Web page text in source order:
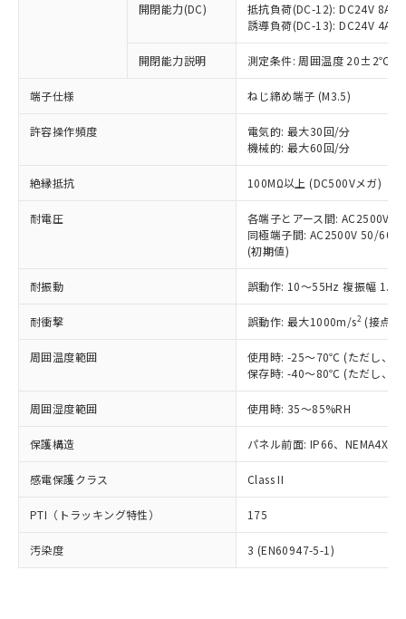
開閉能力(DC)
抵抗負荷(DC-12): DC24V 8A/
誘導負荷(DC-13): DC24V 4A/
開閉能力説明 測定条件: 周囲温度 20±2℃、
端子仕様 ねじ締め端子 (M3.5)
許容操作頻度
電気的: 最大30回/分
機械的: 最大60回/分
絶縁抵抗 100MΩ以上 (DC500Vメガ)
耐電圧
各端子とアース間: AC2500V
同極端子間: AC2500V 50/
(初期値)
耐振動 誤動作: 10～55Hz 複振幅
耐衝撃 誤動作: 最大1000m/s2 (接点
周囲温度範囲
使用時: -25～70℃ (ただし、氷
保存時: -40～80℃ (ただし、氷
周囲湿度範囲 使用時: 35～85%RH
保護構造 パネル前面: IP66、NEMA4X,
感電保護クラス Class II
PTI（トラッキング特性） 175
汚染度 3 (EN60947-5-1)
以下の条件をお読みいただき、同意のうえ
ご利用ください。
本サービスは、当社制御機器事業取扱
商品の当社在庫状況および標準価格
(税抜)を提供させていただくもので
当社制御機器事業取扱商品の中には、
本サービスの対象外となる商品もある
ことをご了承ください。
在庫状況および標準価格照会結果は、
記載している更新日時点での社内デー
タに基づき作成されるものであり、閲
覧された時点での実際の在庫および標
準価格とは異なる場合があることをご
正式な納期状況および標準価格はお客
様のお取引先、またはお客様担当のオ
ムロン制御機器販売店・当社販売員に
オムロン制御機器販売店や当社販売拠
販売ネットワーク
」をご確認
在庫状況および標準価格結果を当社の
事前の承諾なく第三者に漏洩または開
示しないようお願いします。
マイパーツ機能（部品リスト作成サー
ビス）をご利用いただくには、I-Web
対応予定なし：EU RoHS指令（10物質）の
非含有に非対応の商品で、対応品を出す予
調査・確認中：EU RoHS指令（10物質）の
非含有の対応状況を調査中または確認中の
商品です。
非該当品：ライセンス料など無形物で、有
害物質有無と関係のない商品です。
仕入先様の事情により、非含有部品として
いたものが、含有品と判明した場合などや
むを得ず変更することがあります。
鉛(Pb) 1000ppm以下、 水銀(Hg) 1000ppm以下、 カド
六価クロム(Cr(Ⅵ)) 1000ppm以下、ポリ臭化ビフェニル
類(PBB) 1000ppm以下、ポリ臭化ジフェニルエーテル類
ルベンジル（BBP） 1000ppm以下、フタル酸ジブチル
（DBP） 1000ppm以下、フタル酸ジイソブチル
但し、RoHS指令で産業用監視および制御機器に対する
適用除外項目は除く。
フタル酸エステル類の４物質については閾値を超える意
図的な使用がないことを確認しています。
部品在庫の切り替え状況などにより、予定
月が前後することがあります。
「○」：最大均質材料含有率が中国RoHSの
基準値以下であることを示します。
「×」：最大均質材料含有率が中国RoHSの
基準値を超えていることを示します。
「－」：未確認です。当社販売部門へお問
*中国RoHS10物質の基準値 (GB/T26572)：
Pb(鉛) :1000ppm、 Hg(水銀) : 1000ppm、 Cd(カドミウ
Cr(Ⅵ)(六価クロム) : 1000ppm、 PBBs(ポリ臭化ビフェ
ニル類) : 1000ppm、 PBDEs(ポリ臭化ジフェニルエーテ
ル類) : 1000ppm、
DBP(フタル酸ジブチル) : 1000ppm、 DIBP(フタル酸ジ
イソブチル) : 1000ppm、 BBP(フタル酸ブチルベンジ
DEHP(フタル酸ビス(2-エチルヘキシル)) : 1000ppm
「ｅ」：有害物質（10物質）のすべてが基
準値以下であることを示します。
「10」：通常の使用状況下において有害物
質が外部に漏えいし、環境に深刻な影響を
及ぼさない年数を意味します。
当社は、これら貴社製品のうち、外国
為替および外国貿易法に定める商品
（以下｢規制貨物等」という）を輸出
または国外への提供する場合は、日本
国政府の輸出許可(または役務取引許
可)を取得するなどの必要な手続きを
当社は規制貨物を破棄する場合は、完
全に破砕するなど、違法に輸出されな
いよう必要な手段を講じます。
当社は貴社製品を、核兵器、ミサイ
ル、化学兵器、生物兵器またはその他
武器並びにこれらの製造装置等に一切
当社は、貴社製品を第三者に販売する
場合は、上記1、2および3の内容を当
該第三者に通知します。また当社は、
販売先および販売に係わる関係者が違
法に輸出するおそれがある場合は、取
り引きをいたしません。
一定数以上の在庫あり
一定数には満たないが在庫あり
在庫なし(最新の在庫状況につ
いては、お客様のお取引先、ま
たはお客様担当のオムロン制御
機器販売店・当社販売員にご確
受注生産機種、また在庫状況の
情報を公開していない機種